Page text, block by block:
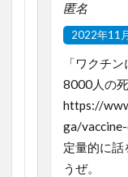
匿名
2022年11
「ワクチ
8000人の死
https://
ga/
定量的に話
うぜ。